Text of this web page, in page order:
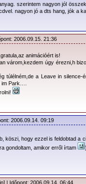
betekintést enged a
a küzdőtéren, vagy a
eltérően sokkal több
ezzel az egyes
olykor annyira magukkal
született (pl. Suffer
;) képek is, pl.
Down Again
szerintem nagyon jól
nagyon jó a dts hang, jók a
2006.09.15. 21:36
animációért is!
várom,kezdem úgy érezni,h
túlélném,de a Leave in
Park….
2006.09.14. 09:19
köszi, hogy ezzel is feldobtad a
gondoltam, amikor erről írtam
).
| Időpont: 2006.09.14. 06:44